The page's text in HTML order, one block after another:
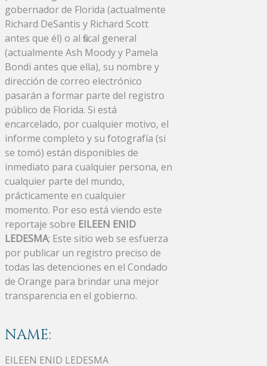
gobernador de Florida (actualmente
Richard DeSantis y Richard Scott
antes que él) o al fiscal general
(actualmente Ash Moody y Pamela
Bondi antes que ella), su nombre y
dirección de correo electrónico
pasarán a formar parte del registro
público de Florida. Si está
encarcelado, por cualquier motivo, el
informe completo y su fotografía (si
se tomó) están disponibles de
inmediato para cualquier persona, en
cualquier parte del mundo,
prácticamente en cualquier
momento. Por eso está viendo este
reportaje sobre EILEEN ENID
LEDESMA; Este sitio web se esfuerza
por publicar un registro preciso de
todas las detenciones en el Condado
de Orange para brindar una mejor
transparencia en el gobierno.
NAME:
EILEEN ENID LEDESMA